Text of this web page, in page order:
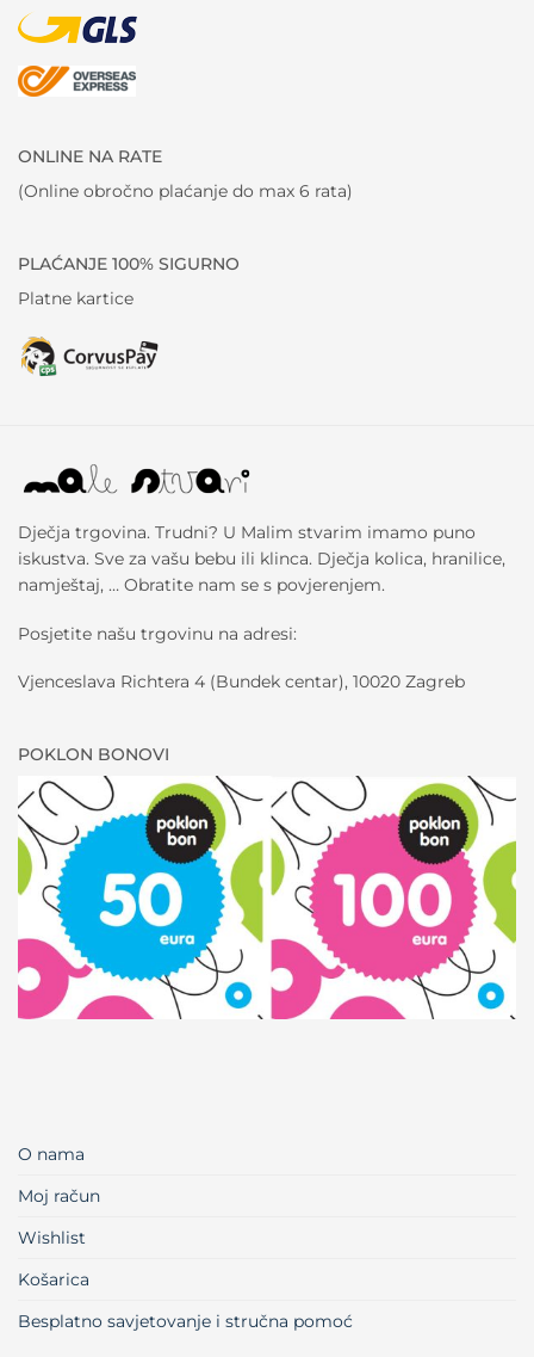
ONLINE NA RATE
(Online obročno plaćanje do max 6 rata)
PLAĆANJE 100% SIGURNO
Platne kartice
Dječja trgovina. Trudni? U Malim stvarim imamo puno
iskustva. Sve za vašu bebu ili klinca. Dječja kolica, hranilice,
namještaj, … Obratite nam se s povjerenjem.
Posjetite našu trgovinu na adresi:
Vjenceslava Richtera 4 (Bundek centar), 10020 Zagreb
POKLON BONOVI
O nama
Moj račun
Wishlist
Košarica
Besplatno savjetovanje i stručna pomoć